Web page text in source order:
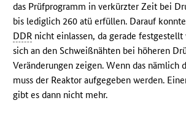
das Prüfprogramm in verkürzter Zeit bei
bis lediglich 260 atü erfüllen. Darauf
DDR nicht einlassen, da gerade
sich an den Schweißnähten bei höheren
Veränderungen zeigen. Wenn das nämlich
muss der Reaktor aufgegeben werden.
gibt es dann nicht mehr.